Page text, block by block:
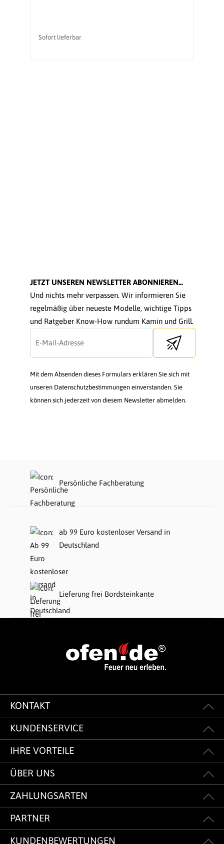
Sofort lieferbar
JETZT UNSEREN NEWSLETTER ABONNIEREN...
Und nichts mehr verpassen. Wir informieren Sie
regelmäßig über neueste Modelle, wichtige Tipps
und Ratgeber Know-How rundum Kamin und Grill.
Send newsletter
Mit dem Absenden dieses Formulars erklären Sie sich mit
unseren Datenschutzbestimmungen einverstanden. Sie
können sich jederzeit von diesem Newsletter abmelden.
Persönliche Fachberatung
ab 99 Euro kostenloser Versand in
Deutschland
Lieferung frei Bordsteinkante
KONTAKT
KUNDENSERVICE
IHRE VORTEILE
ÜBER UNS
ZAHLUNGSARTEN
PARTNER
KUNDENBEWERTUNGEN